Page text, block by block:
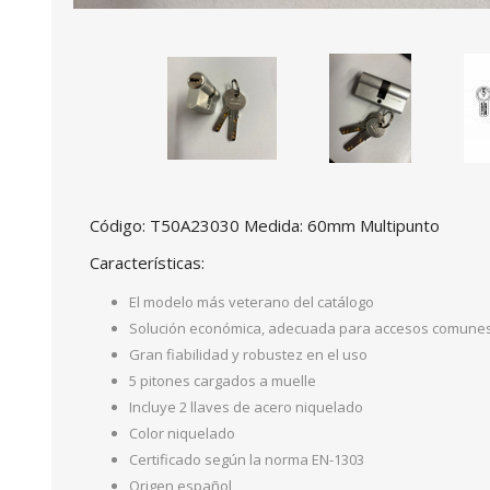
Código: T50A23030 Medida: 60mm Multipunto
Características:
El modelo más veterano del catálogo
Solución económica, adecuada para accesos
Gran fiabilidad y robustez en el uso
5 pitones cargados a muelle
Incluye 2 llaves de acero niquelado
Color niquelado
Certificado según la norma EN-1303
Origen español